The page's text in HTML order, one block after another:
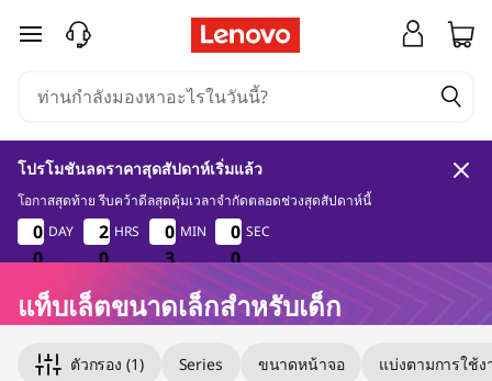
แ
บ
ล็
ต
ข้ามไปที่เนื้อหาหลัก
โปรโมชันลดราคาสุดสัปดาห์เริ่มแล้ว
โอกาสสุดท้าย รีบคว้าดีลสุดคุ้มเวลาจำกัดตลอดช่วงสุดสัปดาห์นี้
0
0
0
0
0
0
0
0
DAY
2
0
2
0
2
0
2
0
HRS 0
3
0
2
0
3
0
2
MIN 0
0
5
9
0
0
5
9
SEC
แท็บเล็ตขนาดเล็กสำหรับเด็ก
ตัวกรอง (1) Series ขนาดหน้าจอ แบ่งตามการใช้ง